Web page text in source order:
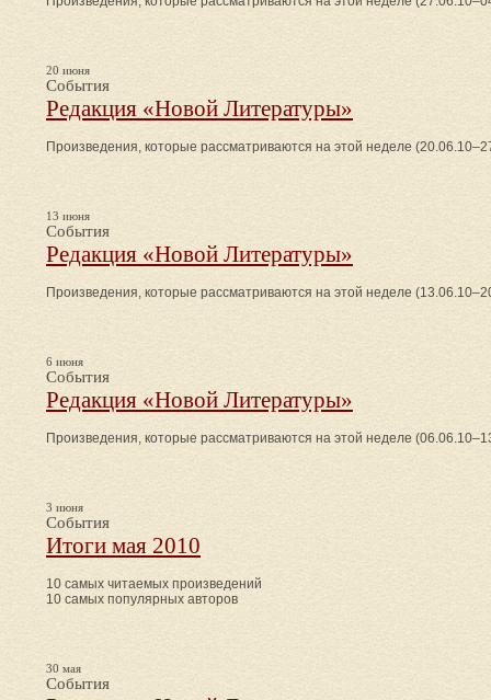
20 июня
События
Редакция «Новой Литературы»
Произведения, которые рассматриваются на этой неделе
13 июня
События
Редакция «Новой Литературы»
Произведения, которые рассматриваются на этой неделе
6 июня
События
Редакция «Новой Литературы»
Произведения, которые рассматриваются на этой неделе
3 июня
События
Итоги мая 2010
10 самых читаемых произведений
10 самых популярных авторов
30 мая
События